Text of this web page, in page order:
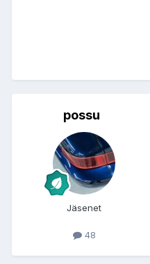
possu
Jäsenet
48